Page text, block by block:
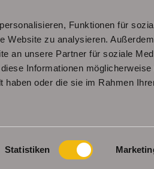
Funktionen für
Website zu analysieren.
an unsere Partner für soziale
Informationen möglicherweise
haben oder die sie im Rahmen
Statistiken
|110
Sitemap